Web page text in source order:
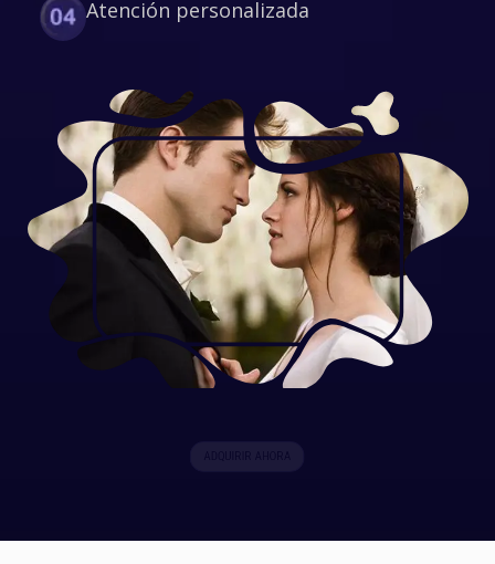
Atención personalizada